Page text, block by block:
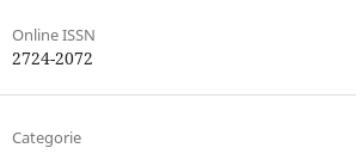
Online ISSN
2724-2072
Categorie